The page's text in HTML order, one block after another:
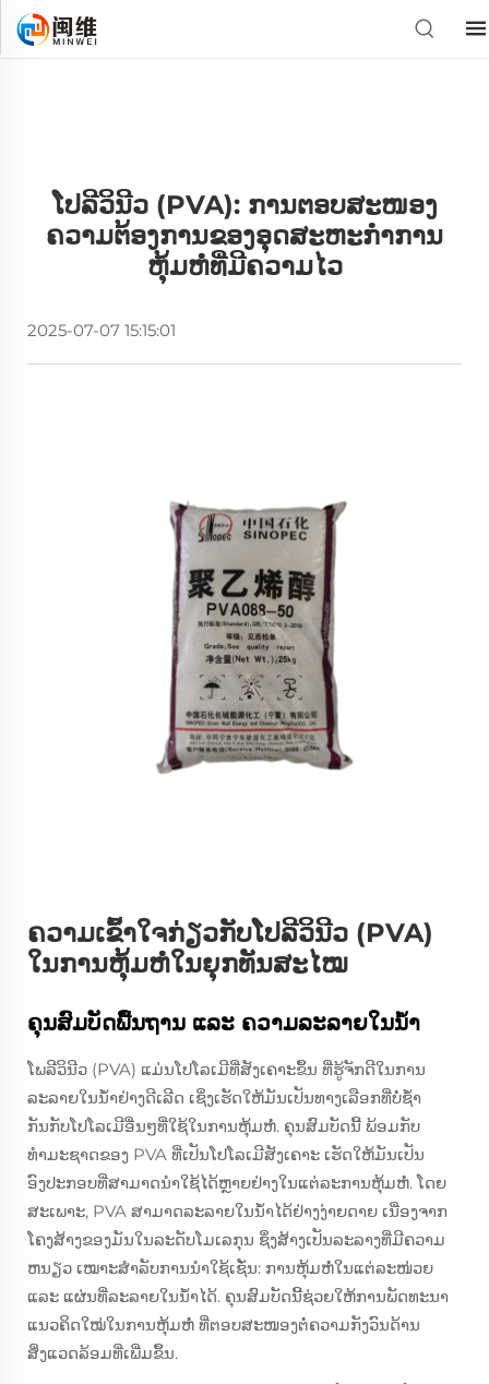
ໂປລີວິນີວ (PVA): ການຕອບສະໜອງ
ຄວາມຕ້ອງການຂອງອຸດສະຫະກຳການ
ຫຸ້ມຫໍ່ທີ່ມີຄວາມໄວ
2025-07-07 15:15:01
ຄວາມເຂົ້າໃຈກ່ຽວກັບໂປລີວິນີວ (PVA)
ໃນການຫຸ້ມຫໍ່ໃນຍຸກທັນສະໄໝ
ຄຸນສົມບັດພື້ນຖານ ແລະ ຄວາມລະລາຍໃນນ້ຳ
ໂພລີວິນີວ (PVA) ແມ່ນໂປໂລເມີທີ່ສັງເຄາະຂຶ້ນ ທີ່ຮູ້ຈັກດີໃນການ
ລະລາຍໃນນ້ຳຢ່າງດີເລີດ ເຊິ່ງເຮັດໃຫ້ມັນເປັນທາງເລືອກທີ່ບໍ່ຊ້ຳ
ກັນກັບໂປໂລເມີອື່ນໆທີ່ໃຊ້ໃນການຫຸ້ມຫໍ່. ຄຸນສົມບັດນີ້ ພ້ອມກັບ
ທຳມະຊາດຂອງ PVA ທີ່ເປັນໂປໂລເມີສັງເຄາະ ເຮັດໃຫ້ມັນເປັນ
ອົງປະກອບທີ່ສາມາດນຳໃຊ້ໄດ້ຫຼາຍຢ່າງໃນແຕ່ລະການຫຸ້ມຫໍ່. ໂດຍ
ສະເພາະ, PVA ສາມາດລະລາຍໃນນ້ຳໄດ້ຢ່າງງ່າຍດາຍ ເນື່ອງຈາກ
ໂຄງສ້າງຂອງມັນໃນລະດັບໂມເລກຸນ ຊຶ່ງສ້າງເປັນລະລາງທີ່ມີຄວາມ
ຫນຽວ ເໝາະສຳລັບການນຳໃຊ້ເຊັ່ນ: ການຫຸ້ມຫໍ່ໃນແຕ່ລະໜ່ວຍ
ແລະ ແຜ່ນທີ່ລະລາຍໃນນ້ຳໄດ້. ຄຸນສົມບັດນີ້ຊ່ວຍໃຫ້ການພັດທະນາ
ແນວຄິດໃໝ່ໃນການຫຸ້ມຫໍ່ ທີ່ຕອບສະໜອງຕໍ່ຄວາມກັງວົນດ້ານ
ສິ່ງແວດລ້ອມທີ່ເພີ່ມຂຶ້ນ.